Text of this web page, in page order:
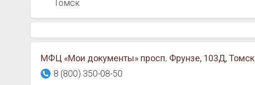
Томск
МФЦ «Мои документы» просп. Фрунзе, 103Д, Томск
8 (800) 350-08-50